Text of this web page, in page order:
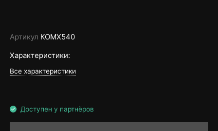
Артикул КОМХ540
Характеристики:
Все характеристики
Доступен у партнёров